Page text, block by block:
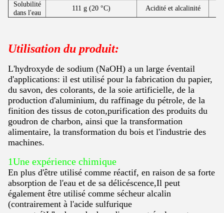
Solubilité
dans l'eau
111 g (20 °C) Acidité et alcalinité
Utilisation du produit:
L'hydroxyde de sodium (NaOH) a un large éventail
d'applications: il est utilisé pour la fabrication du papier,
du savon, des colorants, de la soie artificielle, de la
production d'aluminium, du raffinage du pétrole, de la
finition des tissus de coton,purification des produits du
goudron de charbon, ainsi que la transformation
alimentaire, la transformation du bois et l'industrie des
machines.
1Une expérience chimique
En plus d'être utilisé comme réactif, en raison de sa forte
absorption de l'eau et de sa délicéscence,Il peut
également être utilisé comme sécheur alcalin
(contrairement à l'acide sulfurique